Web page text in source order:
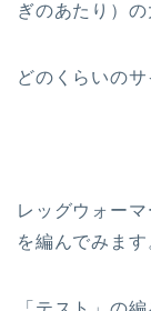
ぎのあたり）の
どのくらいのサ
レッグウォー
を編んでみます